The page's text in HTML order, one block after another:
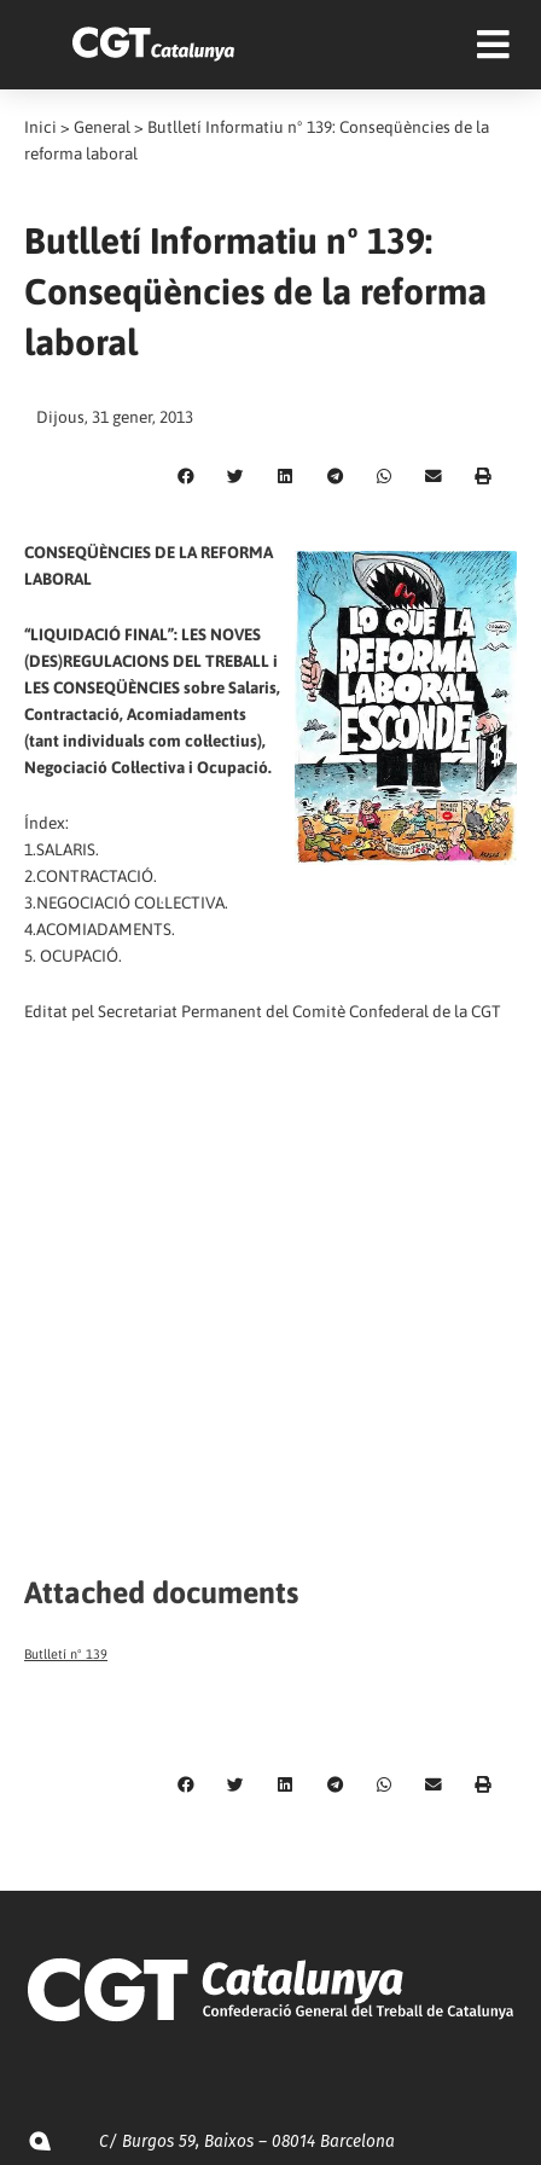
Inici > General > Butlletí Informatiu nº 139: Conseqüències de la
reforma laboral
Butlletí Informatiu nº 139:
Conseqüències de la reforma
laboral
Dijous, 31 gener, 2013
CONSEQÜÈNCIES DE LA REFORMA
LABORAL
“LIQUIDACIÓ FINAL”: LES NOVES
(DES)REGULACIONS DEL TREBALL i
LES CONSEQÜÈNCIES sobre Salaris,
Contractació, Acomiadaments
(tant individuals com col·lectius),
Negociació Col·lectiva i Ocupació.
Índex:
1.SALARIS.
2.CONTRACTACIÓ.
3.NEGOCIACIÓ COL·LECTIVA.
4.ACOMIADAMENTS.
5. OCUPACIÓ.
Editat pel Secretariat Permanent del Comitè Confederal de la CGT
Attached documents
Butlletí nº 139
C/ Burgos 59, Baixos – 08014 Barcelona